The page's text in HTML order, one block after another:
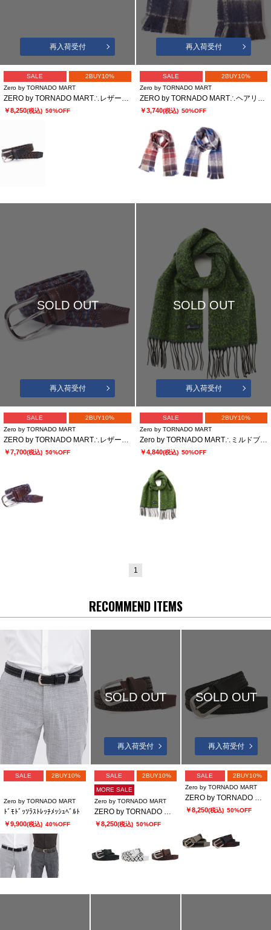
再入荷受付
SALE
2BUY10%
Zero by TORNADO MART
￥8,250(税込) 50%OFF
再入荷受付
SALE
2BUY10%
Zero by TORNADO MART
￥3,740(税込) 50%OFF
SOLD OUT
再入荷受付
SALE
2BUY10%
Zero by TORNADO MART
ZERO by TORNADO MART∴レザーウールストレッチメッシュベルト
￥7,700(税込) 50%OFF
SOLD OUT
再入荷受付
SALE
2BUY10%
Zero by TORNADO MART
Zero by TORNADO MART∴ミルドブークレ フリンジマフラー
￥4,840(税込) 50%OFF
1
RECOMMEND ITEMS
SALE 2BUY10%
Zero by TORNADO MART
ﾄﾞﾓﾄﾞｯｿﾗｽﾄﾚｯﾁﾒｯｼｭﾍﾞﾙﾄ
￥9,900(税込) 40%OFF
SOLD OUT
再入荷受付
SALE 2BUY10%
MORE SALE
Zero by TORNADO MART
￥8,250(税込) 50%OFF
SOLD OUT
再入荷受付
SALE
2BUY10%
Zero by TORNADO MART
￥8,250(税込) 50%OFF